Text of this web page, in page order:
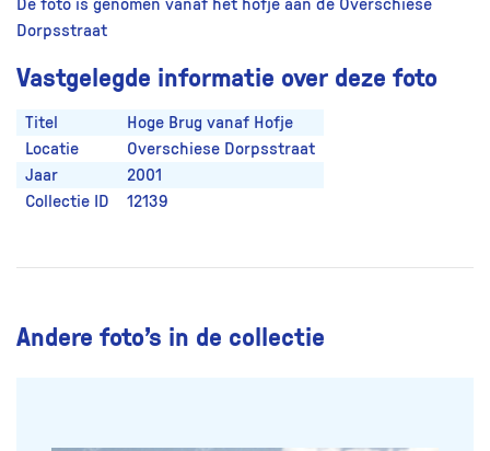
De foto is genomen vanaf het hofje aan de Overschiese
Dorpsstraat
Vastgelegde informatie over deze foto
Titel
Hoge Brug vanaf Hofje
Locatie
Overschiese Dorpsstraat
Jaar
2001
Collectie ID
12139
Andere foto’s in de collectie